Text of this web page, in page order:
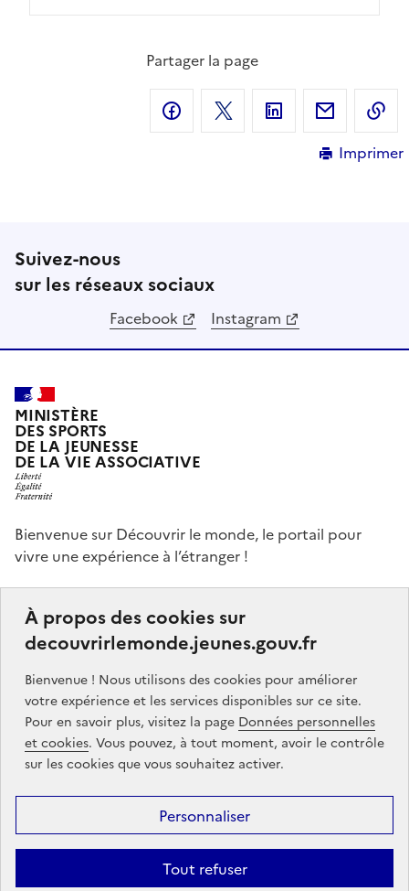
Partager la page
Partager sur Facebook
Partager sur XPartager sur
Imprimer
Suivez-nous
sur les réseaux sociaux
Facebook Instagram
MINISTÈRE
DES SPORTS
DE LA JEUNESSE
DE LA VIE ASSOCIATIVE
Bienvenue sur Découvrir le monde, le portail pour
vivre une expérience à l’étranger !
de vous guider dans vos choix et de vous aider à
finaliser votre projet de séjour à l’étranger, que ce soit,
un volontariat.
Partners
gouvernement.fr legifrance.gouv.fr
service-public.gouv.fr
Mentions légales Données personnelles
Accessibilité : partiellement
À propos des cookies sur
decouvrirlemonde.jeunes.gouv.fr
Bienvenue ! Nous utilisons des cookies pour améliorer
votre expérience et les services disponibles sur ce site.
Pour en savoir plus, visitez la page Données personnelles
et cookies. Vous pouvez, à tout moment, avoir le contrôle
sur les cookies que vous souhaitez activer.
Tout refuser
Personnaliser